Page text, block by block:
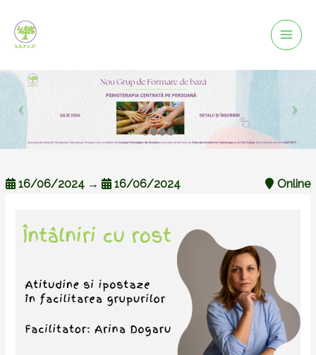
16/06/2024 → 16/06/2024 Online